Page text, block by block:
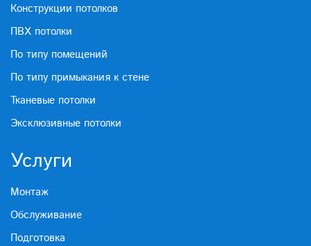
Конструкции потолков
ПВХ потолки
По типу помещений
По типу примыкания к стене
Тканевые потолки
Эксклюзивные потолки
Услуги
Монтаж
Обслуживание
Подготовка